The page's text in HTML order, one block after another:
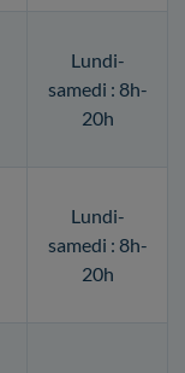
Lundi-
samedi : 8h-
20h
Lundi-
samedi : 8h-
20h